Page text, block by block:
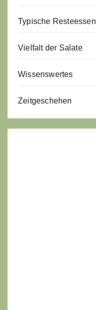
Typische Resteessen
Vielfalt der Salate
Wissenswertes
Zeitgeschehen